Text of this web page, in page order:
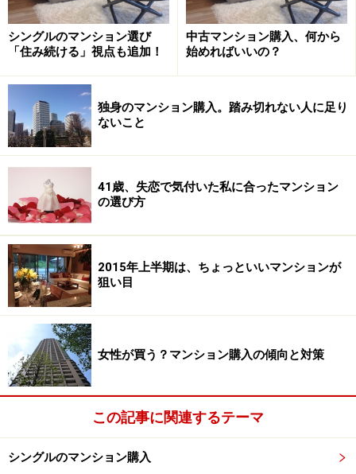
条件から離れていってしまいます。
予算と販売価格を近づけるには、中古マンションという
選択肢もあるのです。
「自分のこだわり」と「購入予算」を明確
にすることが中古マンション購入のポイン
前項でお話したとおり、まずは希望条件を書き出し、そ
して優先順位をつけてください。中古マンションは、同
エリア内であれば新築マンションよりも価格が低い傾向
ではありますが、人気のエリアで新築マンションの供給
がないエリアなどは、他エリアの新築マンションよりも
高額なケースも多々あります。
築年数は古いのに人気も価格も落ちないヴィンテージマ
ンションの噂を聞いたことがある方もいらっしゃるので
はないでしょうか。価格が下がらない中古マンションは
それだけの理由があります。
シングルのマンション選び
「住み続ける」視点も追加！
中古マンション購入、何から
始めればいいの？
独身のマンション購入。踏み切れない人に足り
ないこと
41歳、失恋で気付いた私に合ったマンション
の選び方
2015年上半期は、ちょっといいマンションが
狙い目
女性が買う？マンション購入の傾向と対策
この記事に関連するテーマ
シングルのマンション購入